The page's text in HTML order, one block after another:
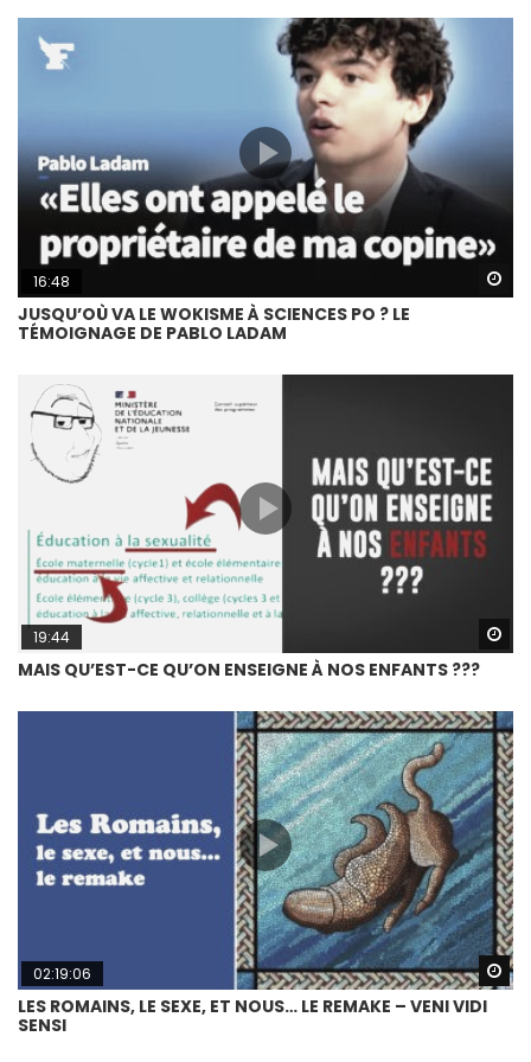
16:48
JUSQU’OÙ VA LE WOKISME À SCIENCES PO ? LE
TÉMOIGNAGE DE PABLO LADAM
19:44
MAIS QU’EST-CE QU’ON ENSEIGNE À NOS ENFANTS ???
02:19:06
LES ROMAINS, LE SEXE, ET NOUS… LE REMAKE – VENI VIDI
SENSI